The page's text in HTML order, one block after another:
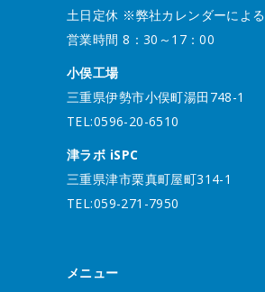
土日定休 ※弊社カレンダーによる
営業時間 8：30～17：00
小俣工場
三重県伊勢市小俣町湯田748-1
TEL:0596-20-6510
津ラボ iSPC
三重県津市栗真町屋町314-1
TEL:059-271-7950
メニュー